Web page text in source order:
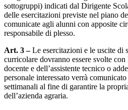
sottogruppi) indicati dal Dirigente
delle esercitazioni previste nel piano
comunicate agli alunni con apposite
responsabile di plesso.
Art. 3 –Le esercitazioni e le uscite di
curricolare dovranno essere svolte con
docente e dell’assistente tecnico o
personale interessato verrà
settimanali al fine di garantire la
dell’azienda agraria.